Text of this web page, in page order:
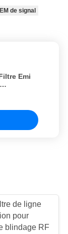
de signal
Emi
de ligne
pour
blindage RF